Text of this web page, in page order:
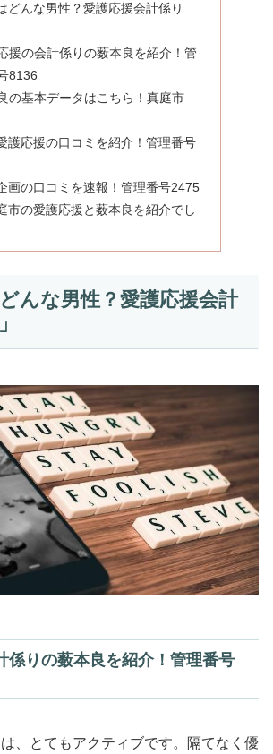
どんな男性？愛護応援会計係り
援の会計係りの薮本良を紹介！管
8136
の基本データはこちら！真庭市
護応援の口コミを紹介！管理番号
画の口コミを速報！管理番号2475
市の愛護応援と薮本良を紹介でし
んな男性？愛護応援会計
係りの薮本良を紹介！管理番号
、とてもアクティブです。隔てなく優